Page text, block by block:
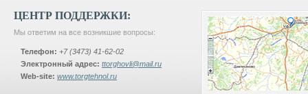
ЦЕНТР ПОДДЕРЖКИ:
Мы ответим на все возникшие вопросы:
Телефон: +7 (3473) 41-62-02
Электронный адрес: ttorghovli@mail.ru
Web-site: www.torgtehnol.ru